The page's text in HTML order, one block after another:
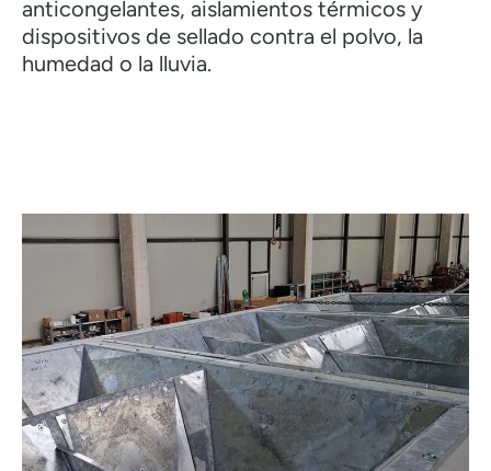
anticongelantes, aislamientos térmicos y
dispositivos de sellado contra el polvo, la
humedad o la lluvia.